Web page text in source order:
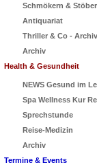
Schmökern &
Antiquariat
Thriller & Co - Archiv
Archiv
Health & Gesundheit
NEWS Gesund im
Spa Wellness Kur
Sprechstunde
Reise-Medizin
Archiv
Termine & Events